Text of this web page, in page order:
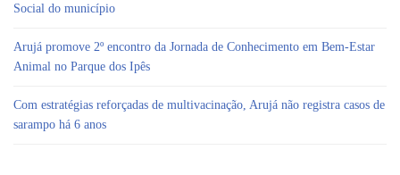
Social do município
Arujá promove 2º encontro da Jornada de Conhecimento em Bem-Estar
Animal no Parque dos Ipês
Com estratégias reforçadas de multivacinação, Arujá não registra casos de
sarampo há 6 anos